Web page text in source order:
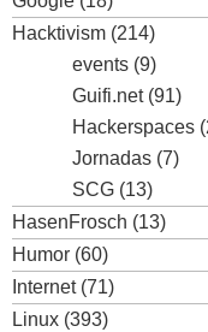
Hacktivism (214)
events (9)
Guifi.net(91)
Hackerspaces
Jornadas (7)
SCG (13)
HasenFrosch (13)
Humor (60)
Internet(71)
Linux (393)